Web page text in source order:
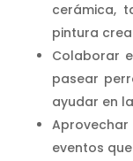
cerámica,
pintura
Colaborar
pasear
ayudar en
eventos